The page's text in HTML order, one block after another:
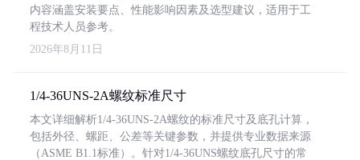
内容涵盖安装要点、性能影响因素及选型建议，适用于工
程技术人员参考。
2026年8月11日
1/4-36UNS-2A螺纹标准尺寸
本文详细解析1/4-36UNS-2A螺纹的标准尺寸及底孔计算，
包括外径、螺距、公差等关键参数，并提供专业数据来源
（ASME B1.1标准）。针对1/4-36UNS螺纹底孔尺寸的常